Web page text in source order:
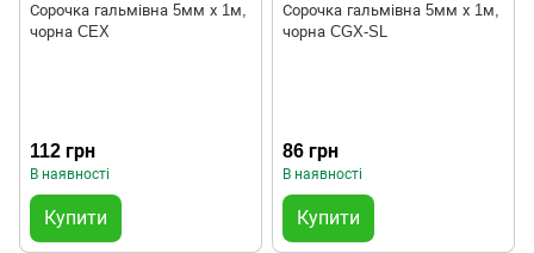
Сорочка гальмівна 5мм х 1м,
чорна CEX
112 грн
В наявності
Купити
Сорочка гальмівна 5мм х 1м,
чорна CGX-SL
86 грн
В наявності
Купити